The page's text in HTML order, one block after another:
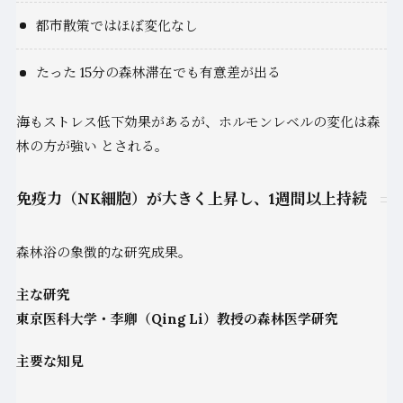
都市散策ではほぼ変化なし
たった 15分の森林滞在でも有意差が出る
海もストレス低下効果があるが、ホルモンレベルの変化は森
林の方が強い とされる。
免疫力（NK細胞）が大きく上昇し、1週間以上持続
森林浴の象徴的な研究成果。
主な研究
東京医科大学・李卿（Qing Li）教授の森林医学研究
主要な知見